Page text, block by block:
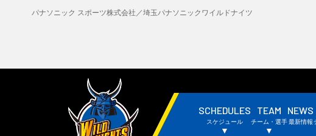
パナソニック スポーツ株式会社／埼玉パナソニックワイルドナイツ
SCHEDULES
スケジュール
▼
TEAM
チーム・選手
▼
NEWS
最新情報
・試合日程・結果
・チームスケジュール
・選手情報
・スタッフ情